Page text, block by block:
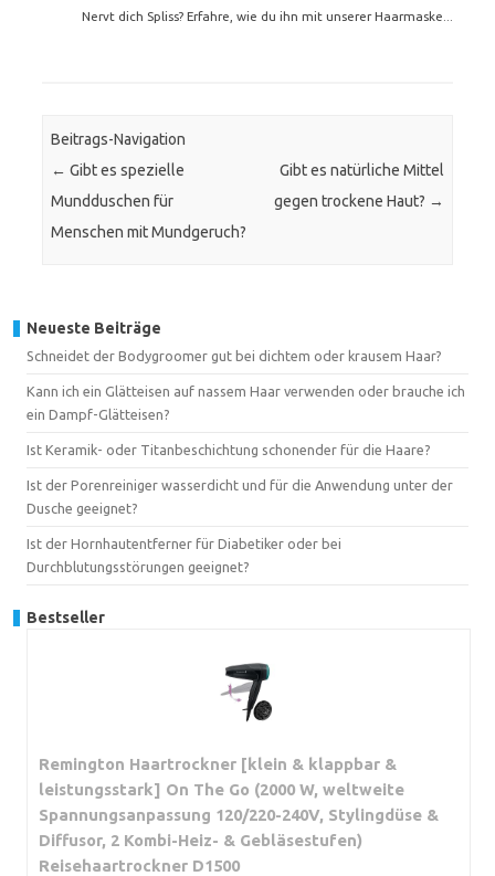
Nervt dich Spliss? Erfahre, wie du ihn mit unserer Haarmaske...
Beitrags-Navigation
← Gibt es spezielle
Mundduschen für
Menschen mit Mundgeruch?
Gibt es natürliche Mittel
gegen trockene Haut? →
Neueste Beiträge
Schneidet der Bodygroomer gut bei dichtem oder krausem Haar?
Kann ich ein Glätteisen auf nassem Haar verwenden oder brauche ich
ein Dampf-Glätteisen?
Ist Keramik- oder Titanbeschichtung schonender für die Haare?
Ist der Porenreiniger wasserdicht und für die Anwendung unter der
Dusche geeignet?
Ist der Hornhautentferner für Diabetiker oder bei
Durchblutungsstörungen geeignet?
Bestseller
Remington Haartrockner [klein & klappbar &
leistungsstark] On The Go (2000 W, weltweite
Spannungsanpassung 120/220-240V, Stylingdüse &
Diffusor, 2 Kombi-Heiz- & Gebläsestufen)
Reisehaartrockner D1500